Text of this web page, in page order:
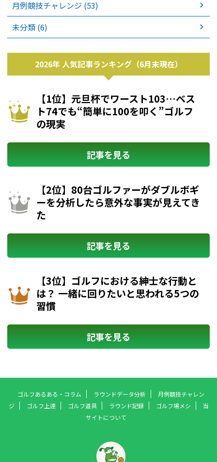
月例競技チャレンジ (53)
未分類 (6)
2026年 人気記事ランキング（6月末現在）
【1位】元旦杯でワースト103…ベス
ト74でも“簡単に100を叩く”ゴルフ
の現実
記事を見る
【2位】80台ゴルファーがダブルボギ
ーを分析したら意外な事実が見えてき
た
記事を見る
【3位】ゴルフにおける紳士な行動と
は？ 一緒に回りたいと思われる5つの
習慣
記事を見る
ゴルフあるある・コラム ラウンドデータ分析
月例競技チャレン
ジ
ゴルフ上達 ゴルフ道具 ラウンド記録 ゴルフ場メシ
当
サイトについて